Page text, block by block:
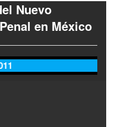
Nuevo
en México